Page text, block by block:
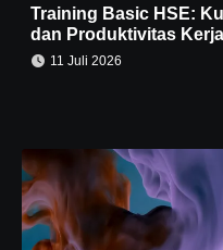
Training Basic HSE:
dan Produktivitas Kerja
11 Juli 2026